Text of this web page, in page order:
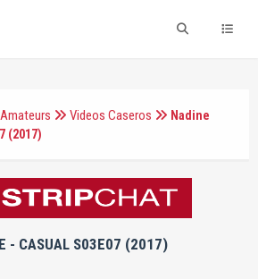
Videos Caseros
Nadine
(2017)
- CASUAL S03E07 (2017)